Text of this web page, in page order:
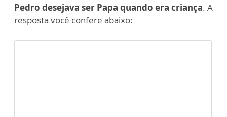
Pedro desejava ser Papa quando era criança. A
resposta você confere abaixo: